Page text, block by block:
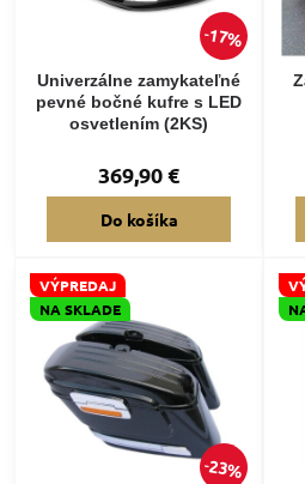
17%
Univerzálne zamykateľné
pevné bočné kufre s LED
osvetlením (2KS)
369,90 €
Do košíka
23%
VÝPREDAJ
NA SKLADE